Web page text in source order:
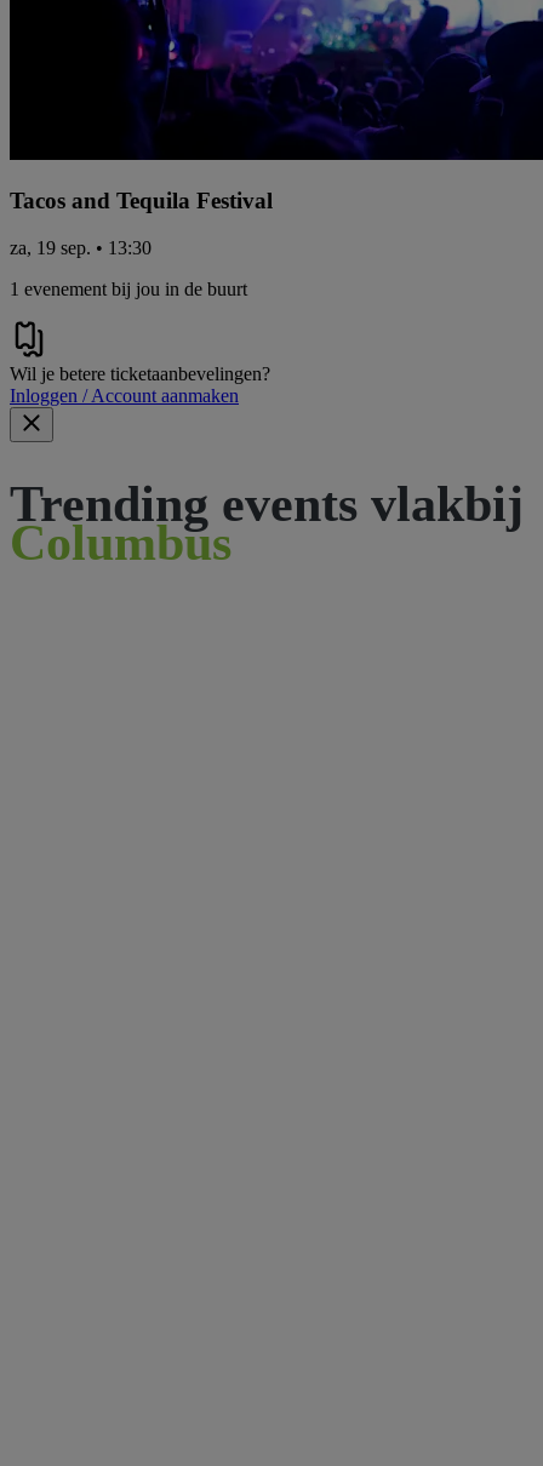
Tacos and Tequila Festival
za, 19 sep. • 13:30
1 evenement bij jou in de buurt
Wil je betere ticketaanbevelingen?
Inloggen / Account aanmaken
Trending events vlakbij
Columbus